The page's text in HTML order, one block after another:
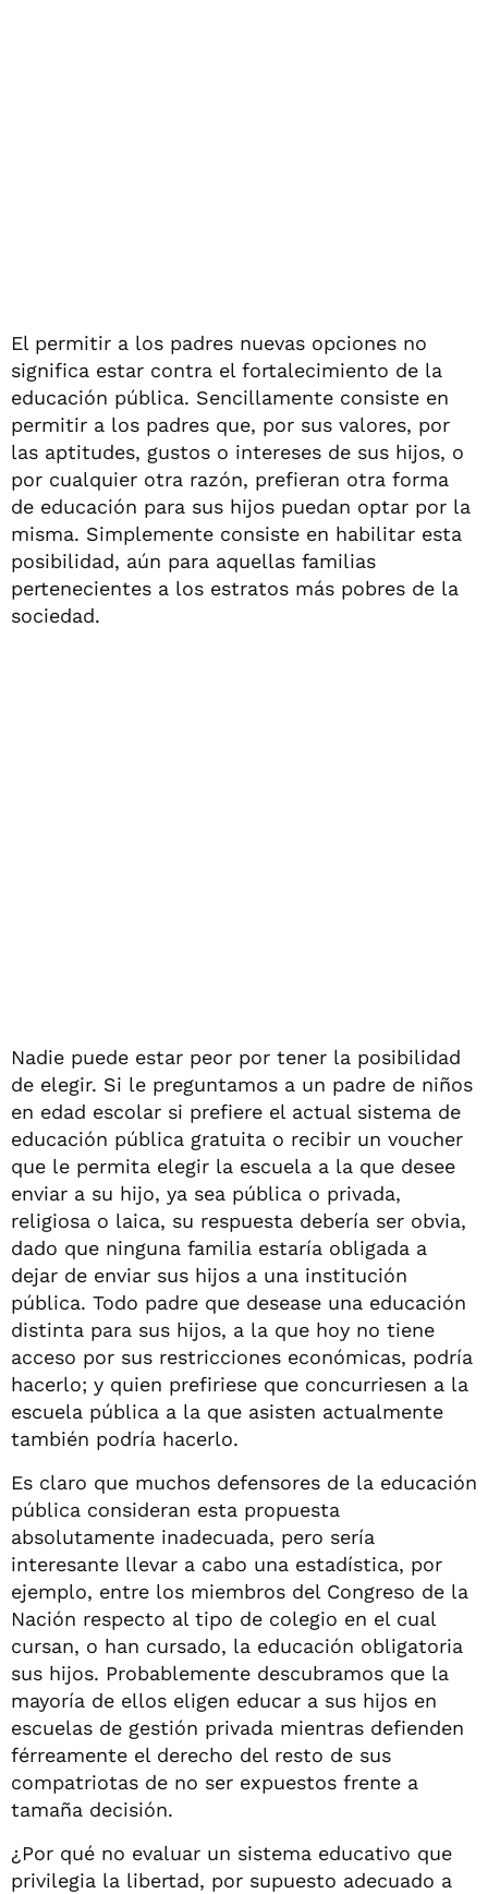
El permitir a los padres nuevas opciones no
significa estar contra el fortalecimiento de la
educación pública. Sencillamente consiste en
permitir a los padres que, por sus valores, por
las aptitudes, gustos o intereses de sus hijos, o
por cualquier otra razón, prefieran otra forma
de educación para sus hijos puedan optar por la
misma. Simplemente consiste en habilitar esta
posibilidad, aún para aquellas familias
pertenecientes a los estratos más pobres de la
sociedad.
Nadie puede estar peor por tener la posibilidad
de elegir. Si le preguntamos a un padre de niños
en edad escolar si prefiere el actual sistema de
educación pública gratuita o recibir un voucher
que le permita elegir la escuela a la que desee
enviar a su hijo, ya sea pública o privada,
religiosa o laica, su respuesta debería ser obvia,
dado que ninguna familia estaría obligada a
dejar de enviar sus hijos a una institución
pública. Todo padre que desease una educación
distinta para sus hijos, a la que hoy no tiene
acceso por sus restricciones económicas, podría
hacerlo; y quien prefiriese que concurriesen a la
escuela pública a la que asisten actualmente
también podría hacerlo.
Es claro que muchos defensores de la educación
pública consideran esta propuesta
absolutamente inadecuada, pero sería
interesante llevar a cabo una estadística, por
ejemplo, entre los miembros del Congreso de la
Nación respecto al tipo de colegio en el cual
cursan, o han cursado, la educación obligatoria
sus hijos. Probablemente descubramos que la
mayoría de ellos eligen educar a sus hijos en
escuelas de gestión privada mientras defienden
férreamente el derecho del resto de sus
compatriotas de no ser expuestos frente a
tamaña decisión.
¿Por qué no evaluar un sistema educativo que
privilegia la libertad, por supuesto adecuado a